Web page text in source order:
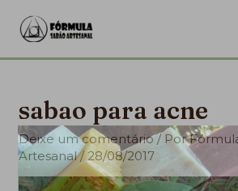
para
o
sabao para acne
Deixe um comentário / Por
Artesanal/28/08/2017